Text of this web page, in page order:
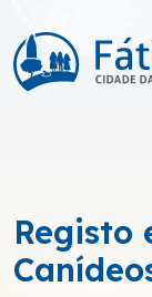
Registo